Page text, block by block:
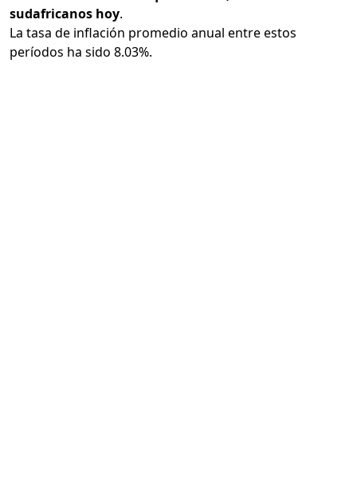
sudafricanos hoy.
La tasa de inflación promedio anual entre estos
períodos ha sido 8.03%.